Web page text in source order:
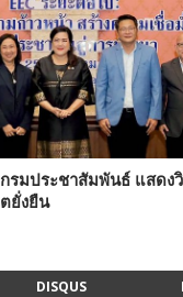
รมประชาสัมพันธ์ แสดง
ยั่งยืน
DISQUS